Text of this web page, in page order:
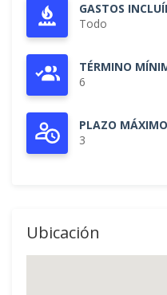
GASTOS
Todo
TÉRMINO
6
PLAZO MÁXIMO
3
Ubicación